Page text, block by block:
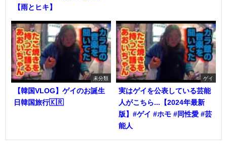
【雨とヒキ】
未分類
【韓国VLOG】ゲイのお誕生
日韓国旅行🇰🇷
ゲイ
実はゲイを公表している芸能
人がこちら...【2024年最新
版】#ゲイ #ホモ #同性愛 #芸
能人